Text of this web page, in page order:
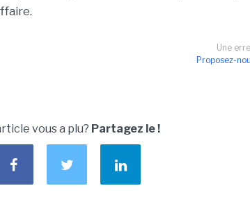
Une
Proposez-
vous a plu? Partagez le !